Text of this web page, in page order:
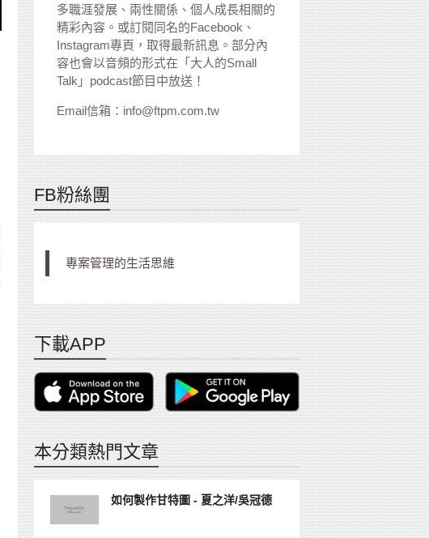
多職涯發展、兩性關係、個人成長相關的
精彩內容。或訂閱同名的Facebook、
Instagram專頁，取得最新訊息。部分內
容也會以音頻的形式在「大人的Small
Talk」podcast節目中放送！
Email信箱：info@ftpm.com.tw
FB粉絲團
專案管理的生活思維
下載APP
本分類熱門文章
如何製作甘特圖 - 夏之洋/吳冠德